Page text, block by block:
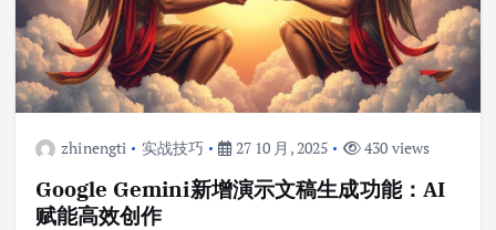
zhinengti 实战技巧 27 10 月, 2025 430 views
Google Gemini新增演示文稿生成功能：AI
赋能高效创作